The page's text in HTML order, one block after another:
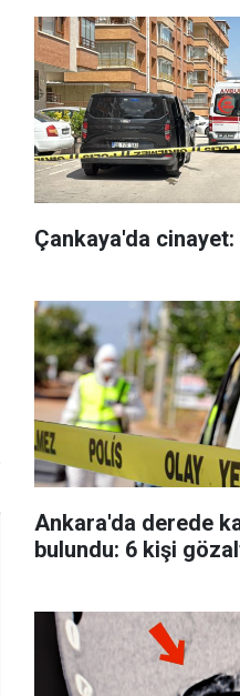
Çankaya'da
Ankara'da derede
bulundu: 6 kişi